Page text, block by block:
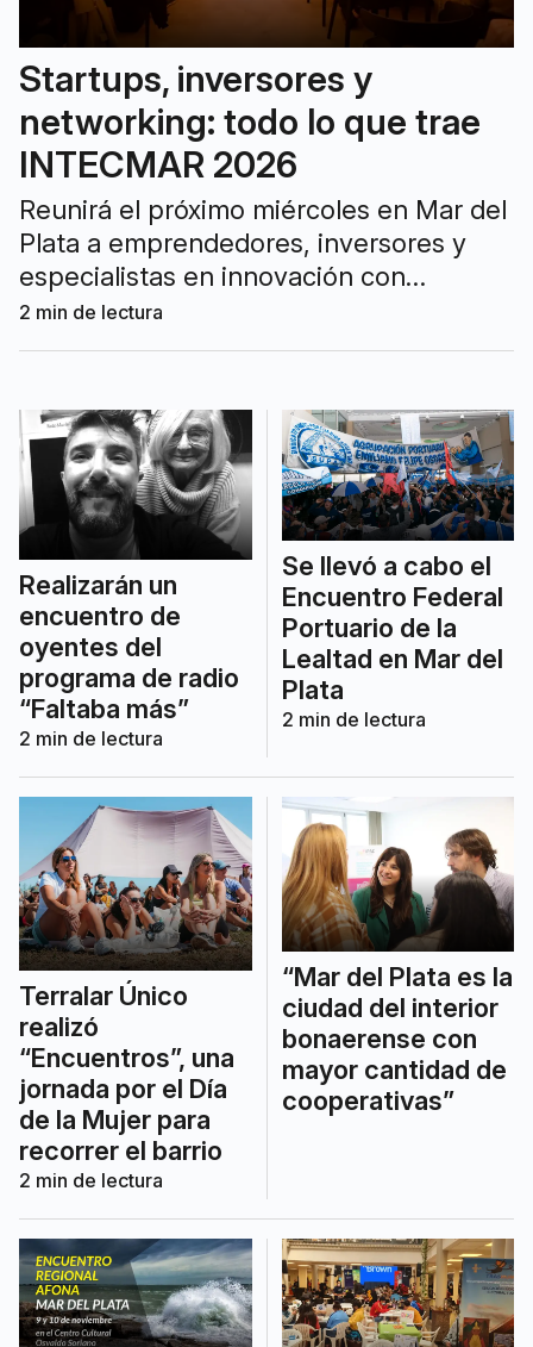
Startups, inversores y
networking: todo lo que trae
INTECMAR 2026
Reunirá el próximo miércoles en Mar del
Plata a emprendedores, inversores y
especialistas en innovación con
actividades gratuitas, mentorías,
networking y la final del Premio a la
2 min de lectura
Realizarán un
encuentro de
oyentes del
programa de radio
“Faltaba más”
2 min de lectura
Se llevó a cabo el
Encuentro Federal
Portuario de la
Lealtad en Mar del
Plata
2 min de lectura
Terralar Único
realizó
“Encuentros”, una
jornada por el Día
de la Mujer para
recorrer el barrio
2 min de lectura
“Mar del Plata es la
ciudad del interior
bonaerense con
mayor cantidad de
cooperativas”